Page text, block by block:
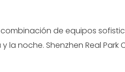
de equipos
Shenzhen Real Park